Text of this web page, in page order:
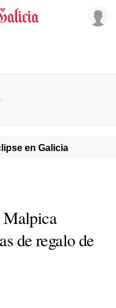
en Galicia
Malpica
de regalo de